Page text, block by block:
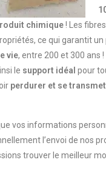
chimique! Les
ce qui garantit un
vie, entre 200 et 300 ans
le support idéal pour
perdurer et se
vos informations
l’envoi de nos
trouver le meilleur